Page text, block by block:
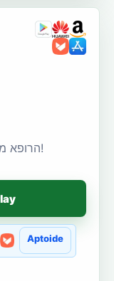
הרופא מטפל בבעלי חיים חמודים בבית חולים!
Aptoide